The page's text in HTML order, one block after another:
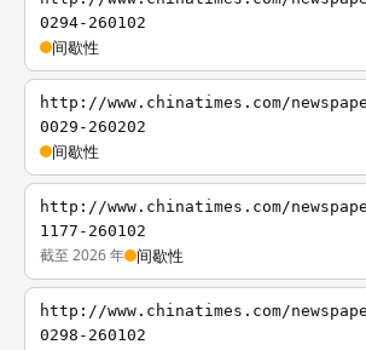
0294-260102
间歇性
http://www.chinatimes.com/
0029-260202
间歇性
http://www.chinatimes.com/
1177-260102
截至 2026 年 间歇性
http://www.chinatimes.com/
0298-260102